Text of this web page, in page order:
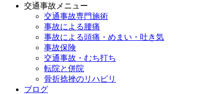
交通事故メニュー
交通事故専門施術
事故による腰痛
事故による頭痛・めまい・吐き気
事故保険
交通事故・むち打ち
転院と併院
骨折捻挫のリハビリ
ブログ